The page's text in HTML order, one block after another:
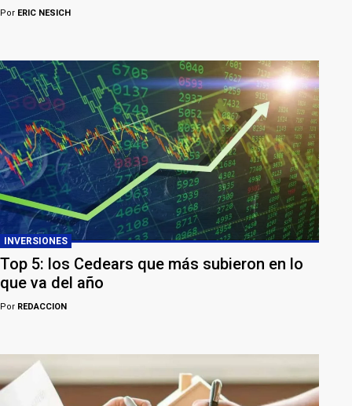
Por ERIC NESICH
INVERSIONES
Top 5: los Cedears que más subieron en lo
que va del año
Por REDACCION